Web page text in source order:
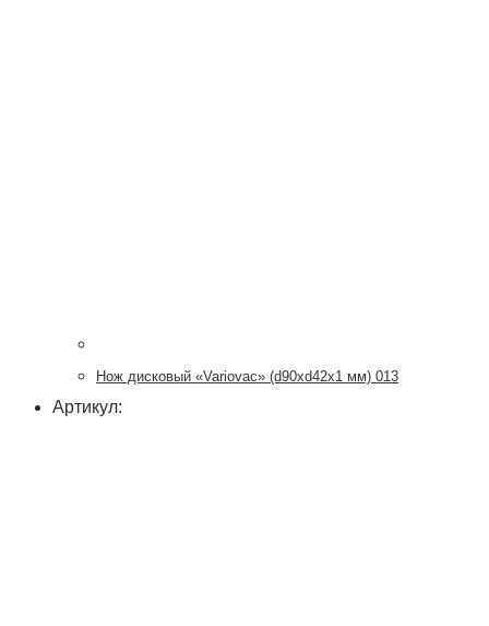
Нож дисковый «Variovac» (d90хd42x1 мм) 013
Артикул: